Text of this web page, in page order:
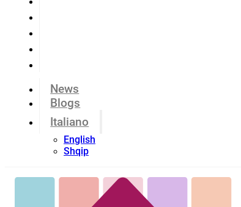
News
Blogs
Italiano
English
Shqip